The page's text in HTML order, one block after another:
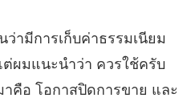
ามีการเก็บค่าธรรมเนียม
ต่ผมแนะนำว่า ควรใช้ครับ
คือ โอกาสปิดการขาย และ